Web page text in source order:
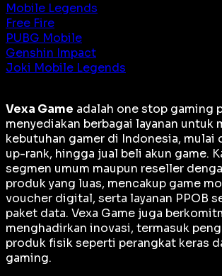
Mobile Legends
Free Fire
PUBG Mobile
Genshin Impact
Joki Mobile Legends
Vexa Game adalah one stop gaming
menyediakan berbagai layanan untuk
kebutuhan gamer di Indonesia, mulai
up-rank, hingga jual beli akun game.
segmen umum maupun reseller
produk yang luas, mencakup game
voucher digital, serta layanan PPOB
paket data. Vexa Game juga
menghadirkan inovasi, termasuk
produk fisik seperti perangkat keras
gaming.